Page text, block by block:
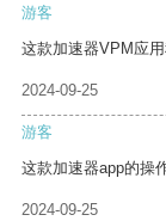
游客
这款加速器VPM应
2024-09-25
游客
这款加速器app的操
2024-09-25